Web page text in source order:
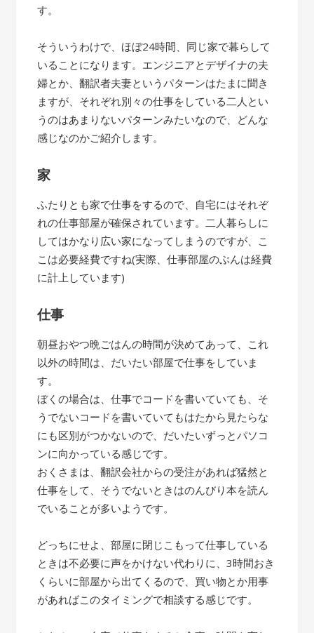
す。
そういうわけで、ほぼ24時間、同じ家で暮らして
いることになります。エンジニアとデザイナの夫
婦とか、翻訳者夫妻というパターンはたまに聞き
ますが、それぞれ別々の仕事をしている二人とい
うのはあまりないパターンみたいなので、どんな
感じなのかご紹介します。
家
ふたりとも家で仕事をするので、自宅にはそれぞ
れの仕事部屋が確保されています。二人暮らしに
してはかなり広い家になってしまうのですが、こ
こは必要経費ですね(実際、仕事部屋のぶんは経費
に計上しています)
仕事
朝昼おやつ晩ごはんの時間が決めてあって、これ
以外の時間は、だいたい部屋で仕事をしていま
す。
ぼくの場合は、仕事でコードを書いていても、そ
うでないコードを書いていてもはたから見たらな
にも区別がつかないので、だいたいずっとパソコ
ンに向かっている感じです。
おくさまは、翻訳会社からの受注があれば猛然と
仕事をして、そうでないときはのんびり本を読ん
でいることが多いようです。
どっちにせよ、部屋に閉じこもって仕事している
ときは不必要に声をかけない代わりに、3時間おき
くらいに部屋から出てくるので、買い物とか用事
があればこのタイミングで相談する感じです。